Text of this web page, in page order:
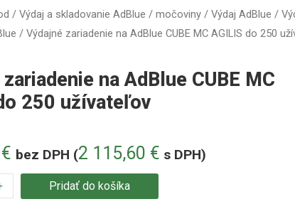
/ Výdaj a skladovanie AdBlue / močoviny/ Výdaj AdBlue /
/ Výdajné zariadenie na AdBlue CUBE MC AGILIS do 250
na AdBlue CUBE MC
250 užívateľov
€ bez DPH (2 115,60 € s DPH)
Pridať do košíka